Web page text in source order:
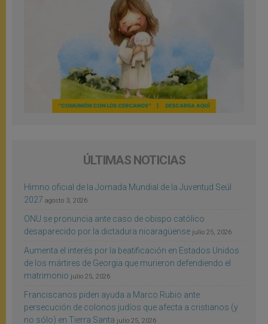
ÚLTIMAS NOTICIAS
Himno oficial de la Jornada Mundial de la Juventud Seúl
2027 agosto 3, 2026
ONU se pronuncia ante caso de obispo católico
desaparecido por la dictadura nicaragüense julio 25, 2026
Aumenta el interés por la beatificación en Estados Unidos
de los mártires de Georgia que murieron defendiendo el
matrimonio julio 25, 2026
Franciscanos piden ayuda a Marco Rubio ante
persecución de colonos judíos que afecta a cristianos (y
no sólo) en Tierra Santa julio 25, 2026